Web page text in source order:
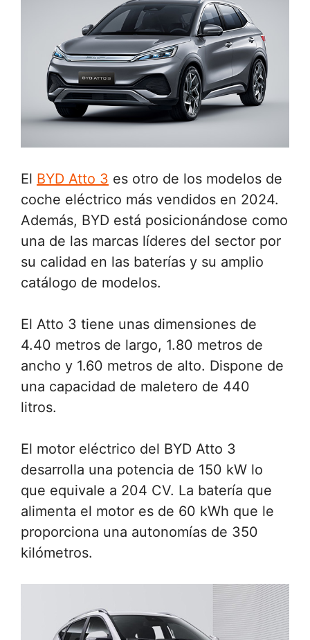
El BYD Atto 3 es otro de los modelos de
coche eléctrico más vendidos en 2024.
Además, BYD está posicionándose como
una de las marcas líderes del sector por
su calidad en las baterías y su amplio
catálogo de modelos.
El Atto 3 tiene unas dimensiones de
4.40 metros de largo, 1.80 metros de
ancho y 1.60 metros de alto. Dispone de
una capacidad de maletero de 440
litros.
El motor eléctrico del BYD Atto 3
desarrolla una potencia de 150 kW lo
que equivale a 204 CV. La batería que
alimenta el motor es de 60 kWh que le
proporciona una autonomías de 350
kilómetros.